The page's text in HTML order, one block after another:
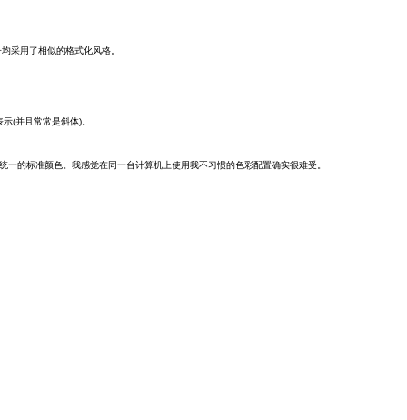
采用了相似的格式化风格。
(并且常常是斜体)。
的标准颜色。我感觉在同一台计算机上使用我不习惯的色彩配置确实很难受。